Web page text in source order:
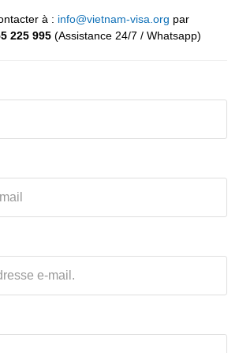
à : info@vietnam-visa.org par
225 995 (Assistance 24/7 / Whatsapp)